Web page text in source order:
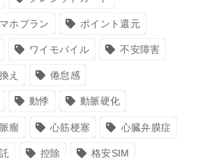
ホプラン ポイント還元
ワイモバイル 不安障害
え 倦怠感
動悸 動脈硬化
瘤 心筋梗塞 心臓弁膜症
控除 格安SIM